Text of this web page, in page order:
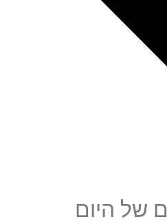
של היום